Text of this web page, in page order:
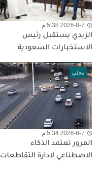
2026-8-7 5:38 م
الزيدي يستقبل رئيس
الاستخبارات السعودية
محلي
2026-8-7 5:34 م
المرور تعتمد الذكاء
الاصطناعي لإدارة التقاطعات